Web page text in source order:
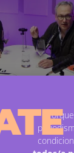
por el
de La